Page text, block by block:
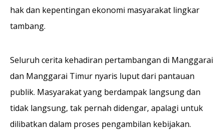
hak dan kepentingan ekonomi masyarakat lingkar
tambang.
Seluruh cerita kehadiran pertambangan di Manggarai
dan Manggarai Timur nyaris luput dari pantauan
publik. Masyarakat yang berdampak langsung dan
tidak langsung, tak pernah didengar, apalagi untuk
dilibatkan dalam proses pengambilan kebijakan.